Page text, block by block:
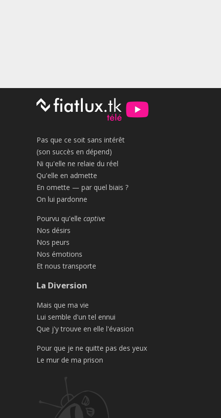
Pas que ce soit sans intérêt
(son succès en dépend)
Ni qu'elle ne relaie du réel
Qu'elle en admette
En omette — par quel biais ?
On lui pardonne
Pourvu qu'elle captive
Nos désirs
Nos peurs
Nos émotions
Et nous transporte
La Diversion
Mais que ma vie
Lui semble d'un tel ennui
Que j'y trouve en elle l'évasion
Pour que je ne quitte pas des yeux
Le mur de ma prison